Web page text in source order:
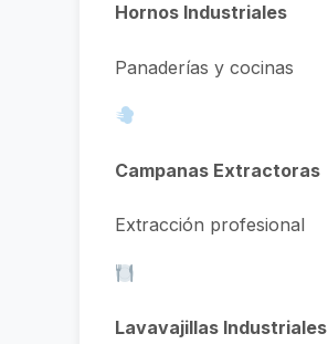
Hornos Industriales
Panaderías y cocinas
Campanas Extractoras
Extracción profesional
Lavavajillas Industriales